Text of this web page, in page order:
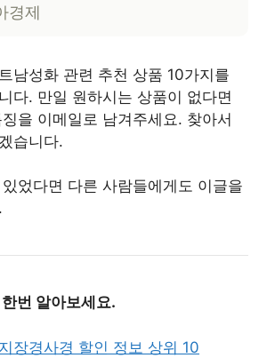
경제
남성화 관련 추천 상품 10가지를
다. 만일 원하시는 상품이 없다면
을 이메일로 남겨주세요. 찾아서
습니다.
었다면 다른 사람들에게도 이글을
번 알아보세요.
장경사경 할인 정보 상위 10